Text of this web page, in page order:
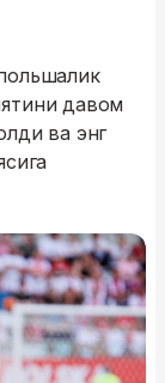
давом
ва энг